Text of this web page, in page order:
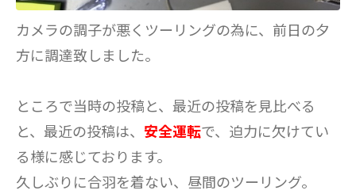
カメラの調子が悪くツーリングの為に、前日の夕
方に調達致しました。
ところで当時の投稿と、最近の投稿を見比べる
と、最近の投稿は、 安全運転で、迫力に欠けてい
る様に感じております。
久しぶりに合羽を着ない、昼間のツーリング。